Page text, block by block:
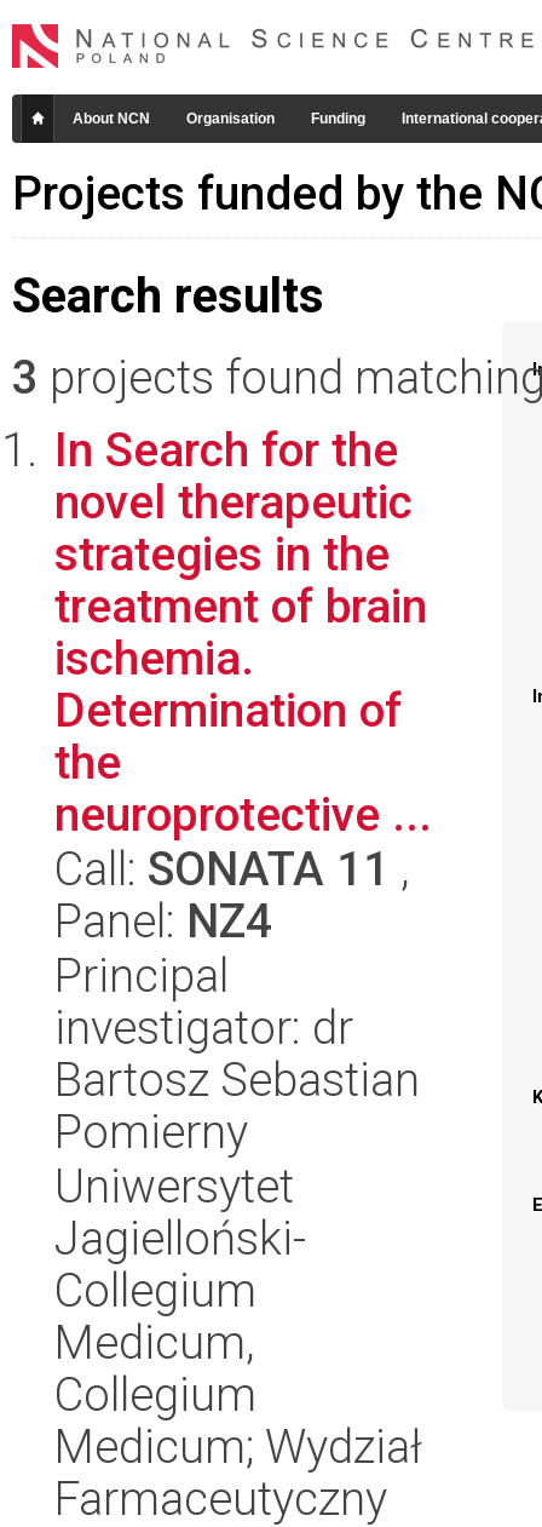
About NCN Organisation Funding International
Projects funded by the
Search results
3 projects found
In Search for the
novel therapeutic
strategies in the
treatment of brain
ischemia.
Determination of
the
neuroprotective ...
Call: SONATA 11 ,
Panel: NZ4
Principal
investigator: dr
Bartosz Sebastian
Pomierny
Uniwersytet
Jagielloński-
Collegium
Medicum,
Collegium
Medicum; Wydział
Farmaceutyczny